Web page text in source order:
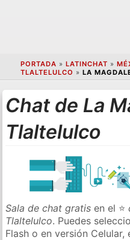
PORTADA » LATINCHAT »
TLALTELULCO » LA
Chat de La
Tlaltelulco
Sala de chat gratis en el ⭐
Tlaltelulco. Puedes
Flash o en versión